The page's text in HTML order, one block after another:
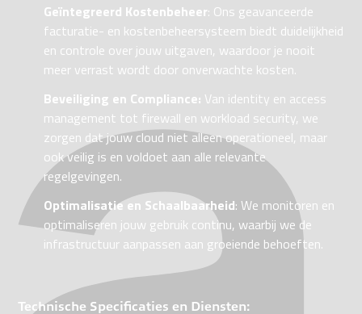
Geïntegreerd Kostenbeheer: Ons geavanceerde
facturatie- en kostenbeheersysteem biedt duidelijkheid
en controle over jouw uitgaven, waardoor je nooit
meer verrast wordt door onverwachte kosten.
Beveiliging en Compliance: Van identity en access
management tot firewall en workload security, we
zorgen dat jouw cloud niet alleen operationeel, maar
ook veilig is en voldoet aan alle relevante
regelgevingen.
Optimalisatie en Schaalbaarheid: We monitoren en
optimaliseren jouw gebruik continu, waarbij we de
infrastructuur aanpassen aan groeiende behoeften.
Technische Specificaties en Diensten: